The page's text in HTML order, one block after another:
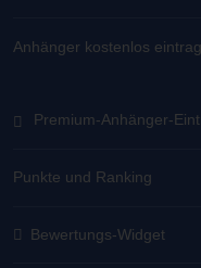
Anhänger kostenlos
Premium-Anhänger-
Punkte und Ranking
Bewertungs-Widget